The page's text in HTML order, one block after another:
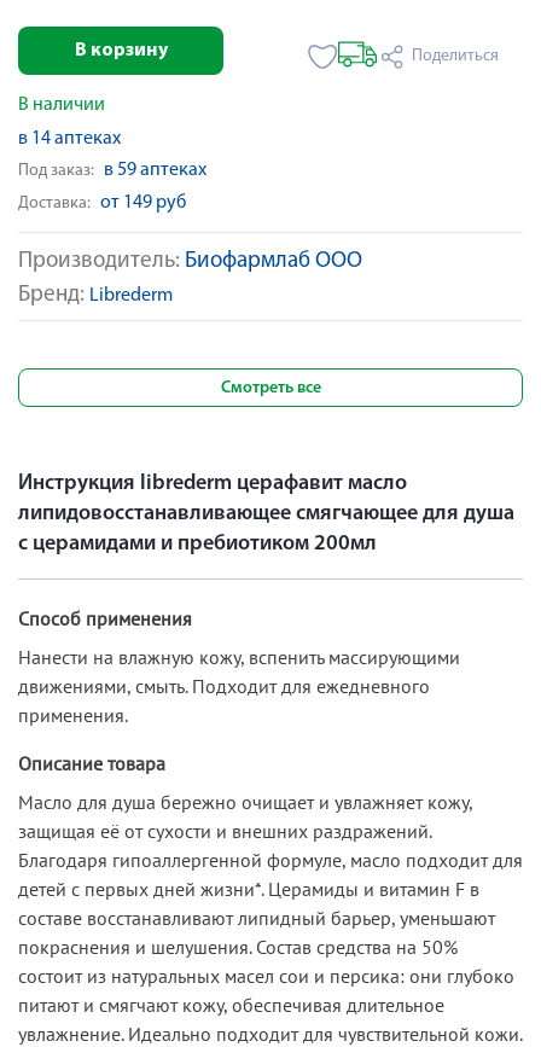
Производитель: Биофармлаб ООО
Бренд: Librederm
В корзину Поделиться
В наличии
в 14 аптеках
Под заказ: в 59 аптеках
Доставка: от 149 руб
Смотреть все
Инструкция librederm церафавит масло
липидовосстанавливающее смягчающее для душа
с церамидами и пребиотиком 200мл
Способ применения
Нанести на влажную кожу, вспенить массирующими
движениями, смыть. Подходит для ежедневного
применения.
Описание товара
Масло для душа бережно очищает и увлажняет кожу,
защищая её от сухости и внешних раздражений.
Благодаря гипоаллергенной формуле, масло подходит для
детей с первых дней жизни*. Церамиды и витамин F в
составе восстанавливают липидный барьер, уменьшают
покраснения и шелушения. Состав средства на 50%
состоит из натуральных масел сои и персика: они глубоко
питают и смягчают кожу, обеспечивая длительное
увлажнение. Идеально подходит для чувствительной кожи.